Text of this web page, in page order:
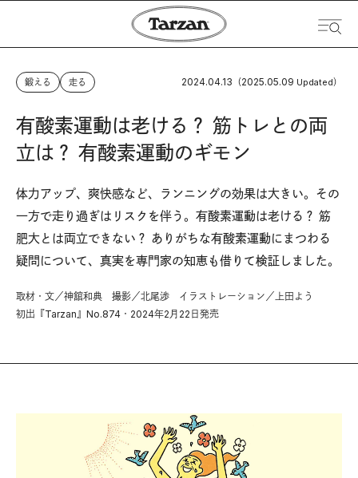
鍛える 走る 2024.04.13 （2025.05.09 Updated）
有酸素運動は老ける？ 筋トレとの両
立は？ 有酸素運動のギモン
体力アップ、爽快感など、ランニングの効果は大きい。その
一方で走り過ぎはリスクを伴う。有酸素運動は老ける？ 筋
肥大とは両立できない？ ありがちな有酸素運動にまつわる
疑問について、真実を専門家の知恵も借りて検証しました。
取材・文／神舘和典 撮影／北尾渉 イラストレーション／上田よう
初出『Tarzan』No.874・2024年2月22日発売